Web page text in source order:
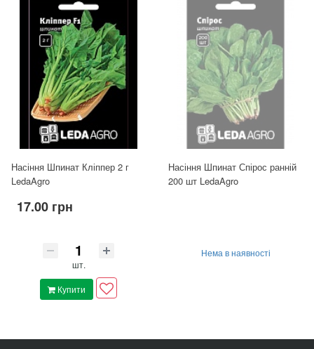
Насіння Шпинат Кліппер 2 г
LedaAgro
17.00 грн
шт.
Купити
Насіння Шпинат Спірос ранній
200 шт LedaAgro
Нема в наявності